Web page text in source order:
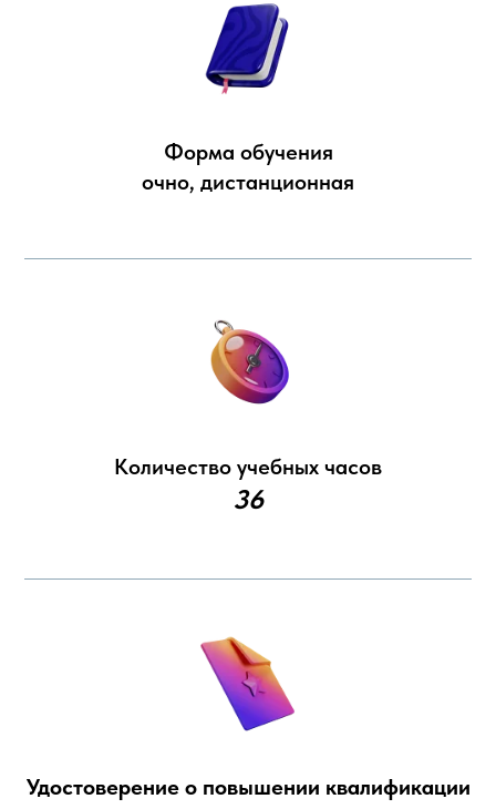
Форма обучения
очно, дистанционная
Количество учебных часов
36
Удостоверение о повышении квалификации